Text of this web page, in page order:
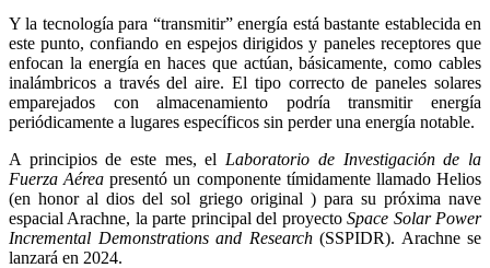
Y la tecnología para “transmitir” energía está bastante establecida en
este punto, confiando en espejos dirigidos y paneles receptores que
enfocan la energía en haces que actúan, básicamente, como cables
inalámbricos a través del aire. El tipo correcto de paneles solares
emparejados con almacenamiento podría transmitir energía
periódicamente a lugares específicos sin perder una energía notable.
A principios de este mes, el Laboratorio de Investigación de la
Fuerza Aérea presentó un componente tímidamente llamado Helios
(en honor al dios del sol griego original ) para su próxima nave
espacial Arachne, la parte principal del proyectoSpace Solar Power
Incremental Demonstrations and Research(SSPIDR). Arachne se
lanzará en 2024.